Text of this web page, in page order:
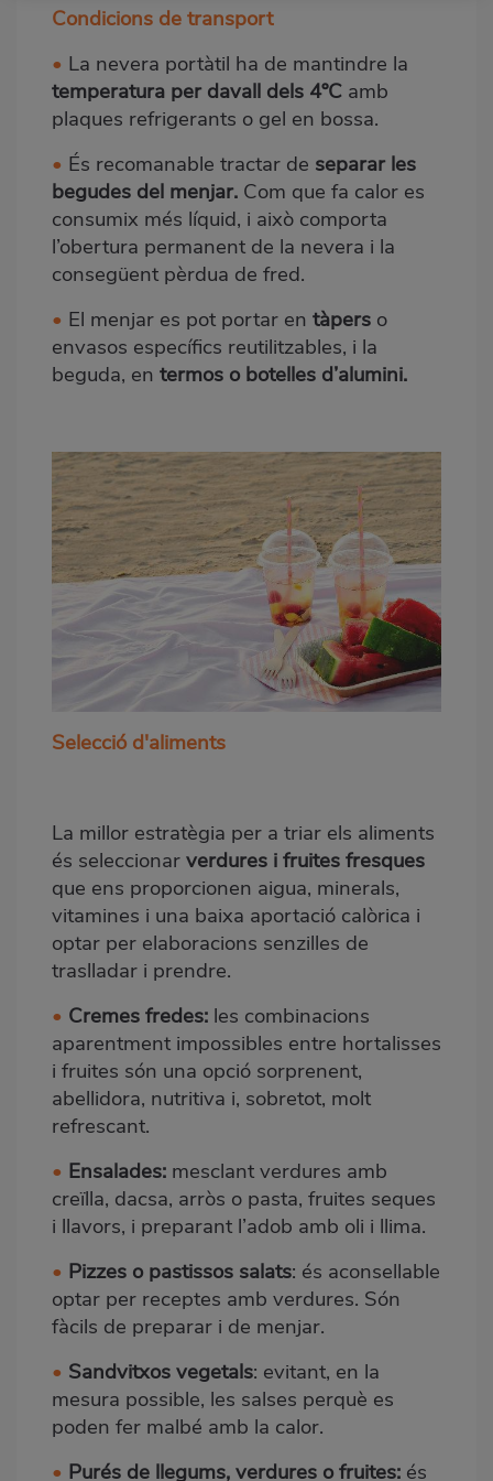
Condicions de transport
• La nevera portàtil ha de mantindre la
temperatura per davall dels 4ºC amb
plaques refrigerants o gel en bossa.
• És recomanable tractar de separar les
begudes del menjar. Com que fa calor es
consumix més líquid, i això comporta
l’obertura permanent de la nevera i la
consegüent pèrdua de fred.
• El menjar es pot portar en tàpers o
envasos específics reutilitzables, i la
beguda, en termos o botelles d’alumini.
Selecció d'aliments
La millor estratègia per a triar els aliments
és seleccionarverdures i fruites fresques
que ens proporcionen aigua, minerals,
vitamines i una baixa aportació calòrica i
optar per elaboracions senzilles de
traslladar i prendre.
• Cremes fredes: les combinacions
aparentment impossibles entre hortalisses
i fruites són una opció sorprenent,
abellidora, nutritiva i, sobretot, molt
refrescant.
• Ensalades: mesclant verdures amb
creïlla, dacsa, arròs o pasta, fruites seques
i llavors, i preparant l’adob amb oli i llima.
• Pizzes o pastissos salats: és aconsellable
optar per receptes amb verdures. Són
fàcils de preparar i de menjar.
• Sandvitxos vegetals: evitant, en la
mesura possible, les salses perquè es
poden fer malbé amb la calor.
• Purés de llegums, verdures o fruites: és